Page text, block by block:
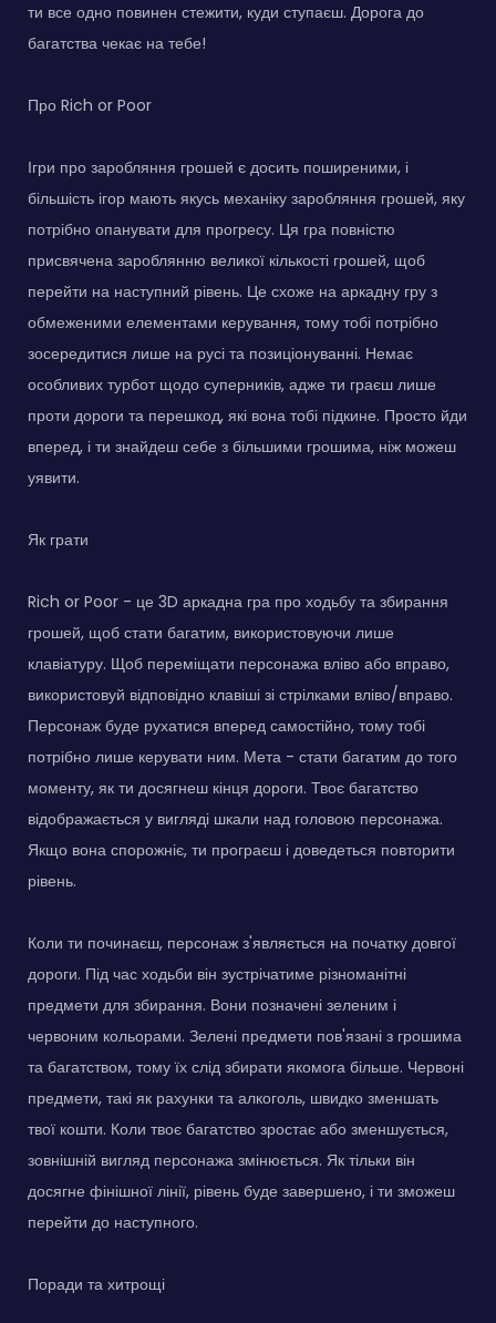
ти все одно повинен стежити, куди ступаєш. Дорога до
багатства чекає на тебе!
Про Rich or Poor
Ігри про заробляння грошей є досить поширеними, і
більшість ігор мають якусь механіку заробляння грошей, яку
потрібно опанувати для прогресу. Ця гра повністю
присвячена зароблянню великої кількості грошей, щоб
перейти на наступний рівень. Це схоже на аркадну гру з
обмеженими елементами керування, тому тобі потрібно
зосередитися лише на русі та позиціонуванні. Немає
особливих турбот щодо суперників, адже ти граєш лише
проти дороги та перешкод, які вона тобі підкине. Просто йди
вперед, і ти знайдеш себе з більшими грошима, ніж можеш
уявити.
Як грати
Rich or Poor - це 3D аркадна гра про ходьбу та збирання
грошей, щоб стати багатим, використовуючи лише
клавіатуру. Щоб переміщати персонажа вліво або вправо,
використовуй відповідно клавіші зі стрілками вліво/вправо.
Персонаж буде рухатися вперед самостійно, тому тобі
потрібно лише керувати ним. Мета - стати багатим до того
моменту, як ти досягнеш кінця дороги. Твоє багатство
відображається у вигляді шкали над головою персонажа.
Якщо вона спорожніє, ти програєш і доведеться повторити
рівень.
Коли ти починаєш, персонаж з'являється на початку довгої
дороги. Під час ходьби він зустрічатиме різноманітні
предмети для збирання. Вони позначені зеленим і
червоним кольорами. Зелені предмети пов'язані з грошима
та багатством, тому їх слід збирати якомога більше. Червоні
предмети, такі як рахунки та алкоголь, швидко зменшать
твої кошти. Коли твоє багатство зростає або зменшується,
зовнішній вигляд персонажа змінюється. Як тільки він
досягне фінішної лінії, рівень буде завершено, і ти зможеш
перейти до наступного.
Поради та хитрощі